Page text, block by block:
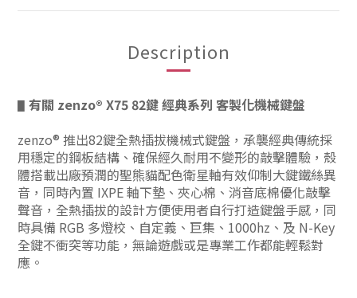
Description
▋ 有關 zenzo® X75 82鍵經典系列 客製化機械鍵盤
zenzo® 推出82鍵全熱插拔機械式鍵盤， 承襲經典傳統採
用穩定的鋼板結構、確保經久耐用不變形的敲擊體驗，殼
體搭載出廠預潤的聖熊貓配色衛星軸有效仰制大鍵鐵絲異
音，同時內置 IXPE 軸下墊、夾心棉、消音底棉優化敲擊
聲音，全熱插拔的設計方便使用者自行打造鍵盤手感，同
時具備 RGB 多燈校、自定義、巨集、1000hz、及 N-Key
全鍵不衝突等功能，無論遊戲或是專業工作都能輕鬆對
應 。